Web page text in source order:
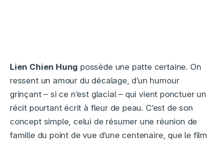
Lien Chien Hung possède une patte certaine. On
ressent un amour du décalage, d’un humour
grinçant – si ce n’est glacial – qui vient ponctuer un
récit pourtant écrit à fleur de peau. C’est de son
concept simple, celui de résumer une réunion de
famille du point de vue d’une centenaire, que le film